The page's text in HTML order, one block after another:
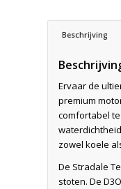
Beschrijving
Ervaar de
premium
comfortabel
zowel koele
De Stradale
stoten. De